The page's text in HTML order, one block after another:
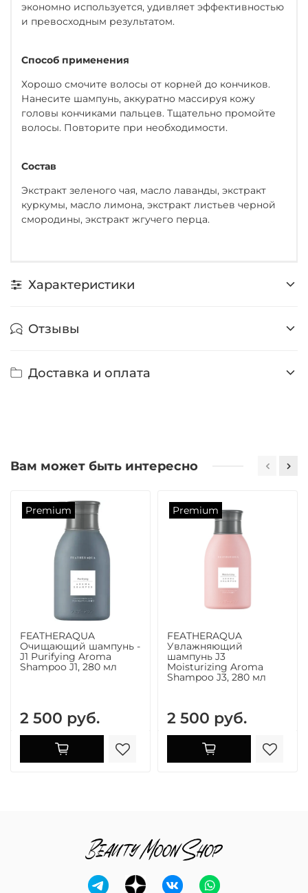
экономно используется, удивляет эффективностью
и превосходным результатом.
Способ применения
Хорошо смочите волосы от корней до кончиков.
Нанесите шампунь, аккуратно массируя кожу
головы кончиками пальцев. Тщательно промойте
волосы. Повторите при необходимости.
Состав
Экстракт зеленого чая, масло лаванды, экстракт
куркумы, масло лимона, экстракт листьев черной
смородины, экстракт жгучего перца.
Характеристики
Отзывы
Доставка и оплата
Вам может быть интересно
Premium
FEATHERAQUA
Очищающий шампунь -
J1 Purifying Aroma
Shampoo J1, 280 мл
2 500 руб.
Premium
FEATHERAQUA
Увлажняющий
шампунь J3
Moisturizing Aroma
Shampoo J3, 280 мл
2 500 руб.